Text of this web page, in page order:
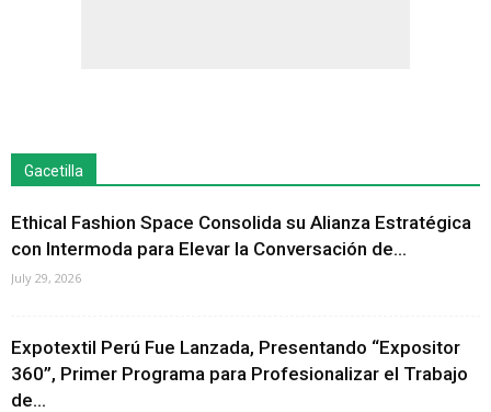
Gacetilla
Ethical Fashion Space Consolida su Alianza Estratégica
con Intermoda para Elevar la Conversación de...
July 29, 2026
Expotextil Perú Fue Lanzada, Presentando “Expositor
360”, Primer Programa para Profesionalizar el Trabajo
de...